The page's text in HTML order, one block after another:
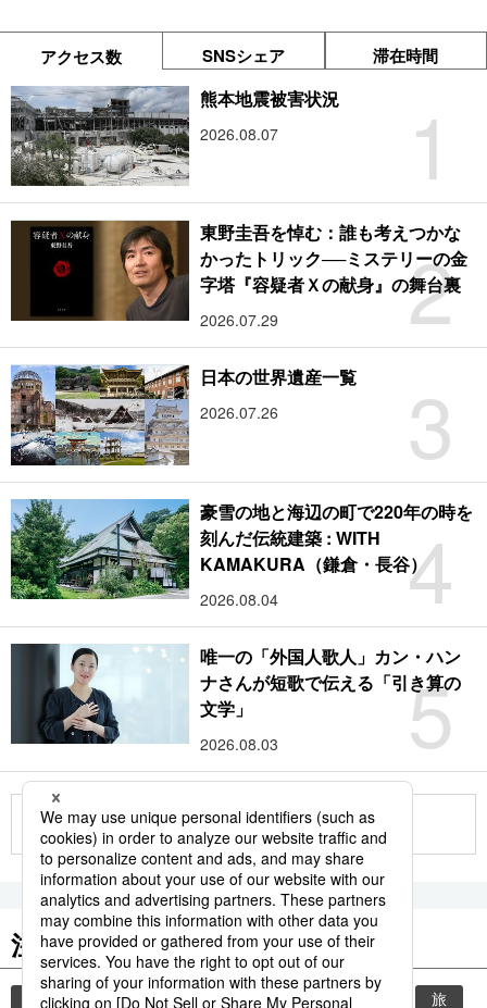
アクセス数 SNSシェア 滞在時間
1
熊本地震被害状況
2026.08.07
2
東野圭吾を悼む：誰も考えつかな
かったトリック──ミステリーの金
字塔『容疑者Ｘの献身』の舞台裏
2026.07.29
3
日本の世界遺産一覧
2026.07.26
4
豪雪の地と海辺の町で220年の時を
刻んだ伝統建築 : WITH
KAMAKURA（鎌倉・長谷）
2026.08.04
5
唯一の「外国人歌人」カン・ハン
ナさんが短歌で伝える「引き算の
文学」
2026.08.03
もっと見る
注目のキーワード
共同通信ニュース 時事通信ニュース 観光 旅